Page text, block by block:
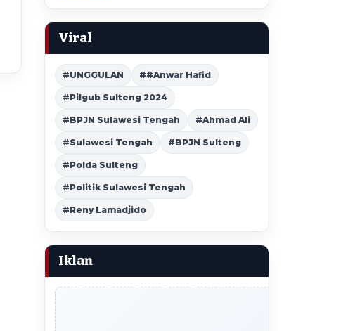
Viral
#UNGGULAN ##Anwar Hafid
#Pilgub Sulteng 2024
#BPJN Sulawesi Tengah #Ahmad Ali
#Sulawesi Tengah #BPJN Sulteng
#Polda Sulteng
#Politik Sulawesi Tengah
#Reny Lamadjido
Iklan